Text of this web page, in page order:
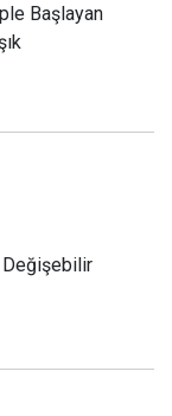
Başlayan
Değişebilir